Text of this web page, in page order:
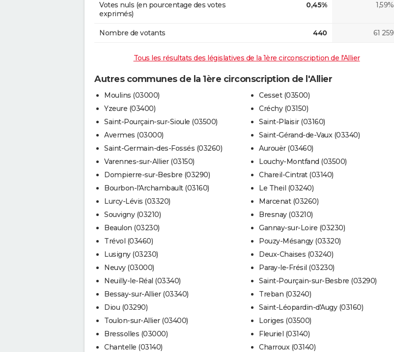
Votes nuls (en pourcentage des votes
exprimés)
0,45% 1,59%
Nombre de votants 440 61 259
Tous les résultats des législatives de la 1ère circonscription de l'Allier
Autres communes de la 1ère circonscription de l'Allier
Moulins (03000)
Yzeure (03400)
Saint-Pourçain-sur-Sioule (03500)
Avermes (03000)
Saint-Germain-des-Fossés (03260)
Varennes-sur-Allier (03150)
Dompierre-sur-Besbre (03290)
Bourbon-l'Archambault (03160)
Lurcy-Lévis (03320)
Souvigny (03210)
Beaulon (03230)
Trévol (03460)
Lusigny (03230)
Neuvy (03000)
Neuilly-le-Réal (03340)
Bessay-sur-Allier (03340)
Diou (03290)
Toulon-sur-Allier (03400)
Bressolles (03000)
Chantelle (03140)
Cesset (03500)
Créchy (03150)
Saint-Plaisir (03160)
Saint-Gérand-de-Vaux (03340)
Aurouër (03460)
Louchy-Montfand (03500)
Chareil-Cintrat (03140)
Le Theil (03240)
Marcenat (03260)
Bresnay (03210)
Gannay-sur-Loire (03230)
Pouzy-Mésangy (03320)
Deux-Chaises (03240)
Paray-le-Frésil (03230)
Saint-Pourçain-sur-Besbre (03290)
Treban (03240)
Saint-Léopardin-d'Augy (03160)
Loriges (03500)
Fleuriel (03140)
Charroux (03140)